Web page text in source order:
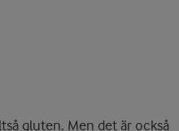
gluten. Men det är också